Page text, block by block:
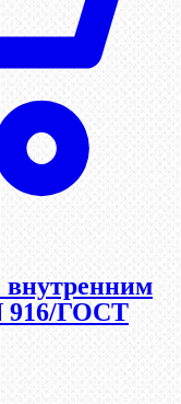
внутренним
916/ГОСТ